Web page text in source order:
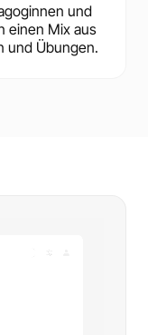
und
einen Mix aus
und Übungen.